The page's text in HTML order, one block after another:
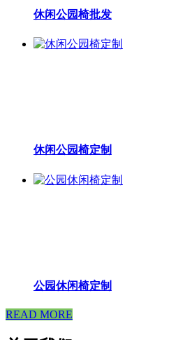
休闲公园椅批发
休闲公园椅定制
公园休闲椅定制
READ MORE